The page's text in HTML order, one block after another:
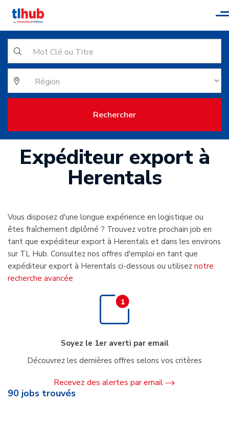
Rechercher
Expéditeur export à
Herentals
Vous disposez d'une longue expérience en logistique ou
êtes fraîchement diplômé ? Trouvez votre prochain job en
tant que expéditeur export à Herentals et dans les environs
sur TL Hub. Consultez nos offres d'emploi en tant que
expéditeur export à Herentals ci-dessous ou utilisez notre
recherche avancée
Soyez le 1er averti par email
Découvrez les dernières offres selons vos critères
Recevez des alertes par email
90 jobs trouvés